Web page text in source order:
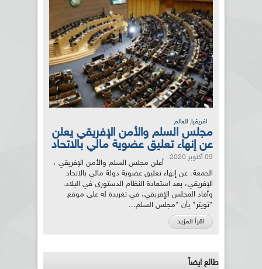
افريقيا, العالم
مجلس السلم والأمن الإفريقي يعلن
عن إنهاء تعليق عضوية مالي بالاتحاد
09 أكتوبر 2020
أعلن مجلس السلم والأمن الإفريقي ،
الجمعة، عن إنهاء تعليق عضوية دولة مالي بالاتحاد
الإفريقي، بعد استعادة النظام الدستوري في البلاد.
وأفاد المجلس الإفريقي، في تغريدة له على موقع
"تويتر" بأن "مجلس السلم...
اقرأ المزيد
طالع ايضاً